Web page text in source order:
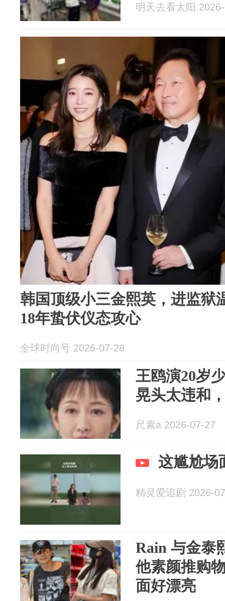
明天去看太阳
韩国顶级小三金熙英，进监狱
18年蛰伏仪态攻心
全球时尚号 2026-07-28
王鸥演20岁
晃头太违和
尺素a 2026-07-27
这尴尬场
精灵爱追剧 2026-
Rain 与金泰
他素颜推购
面好漂亮